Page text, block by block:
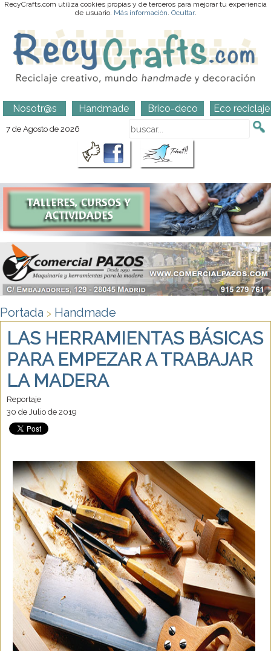
RecyCrafts.com utiliza cookies propias y de terceros para mejorar tu experiencia
de usuario. Más información. Ocultar.
Nosotr@s Handmade Brico-deco Eco reciclaje
7 de Agosto de 2026
Portada > Handmade
LAS HERRAMIENTAS BÁSICAS
PARA EMPEZAR A TRABAJAR
LA MADERA
Reportaje
30 de Julio de 2019